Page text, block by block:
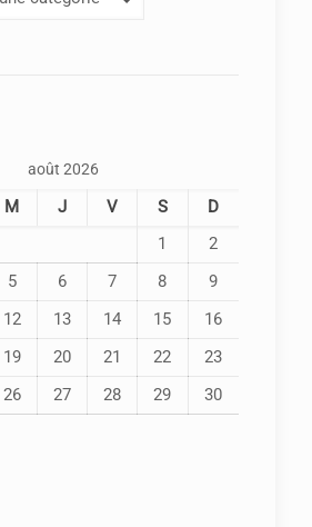
août 2026
M J V S
D
1
2
5 6 7 8
9
12 13 14 15
16
19 20 21 22
23
26 27 28 29
30